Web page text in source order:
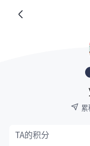
TA的积分